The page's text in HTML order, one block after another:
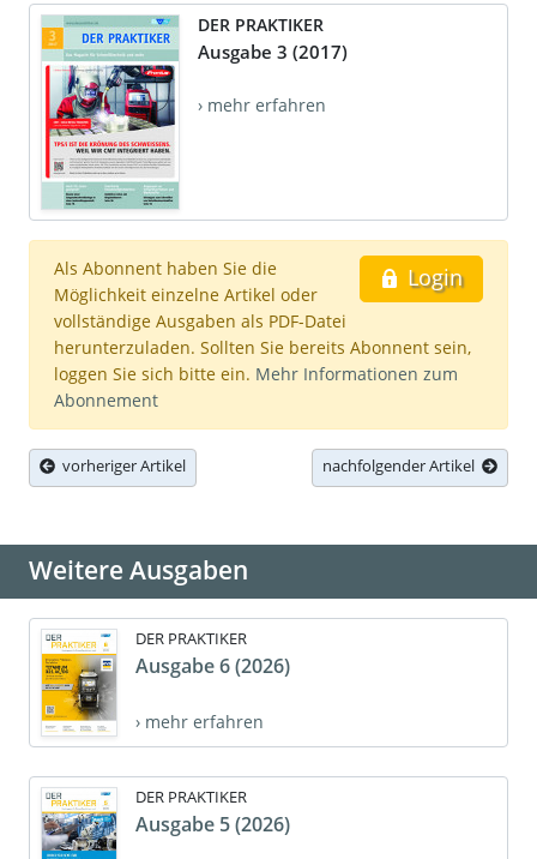
DER PRAKTIKER
Ausgabe 3 (2017)
› mehr erfahren
Login
Als Abonnent haben Sie die
Möglichkeit einzelne Artikel oder
vollständige Ausgaben als PDF-Datei
herunterzuladen. Sollten Sie bereits Abonnent sein,
loggen Sie sich bitte ein. Mehr Informationen zum
Abonnement
vorheriger Artikel nachfolgender Artikel
Weitere Ausgaben
DER PRAKTIKER
Ausgabe 6 (2026)
› mehr erfahren
DER PRAKTIKER
Ausgabe 5 (2026)